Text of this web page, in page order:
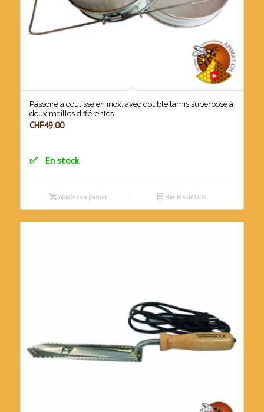
Passoire à coulisse en inox, avec double tamis superposé à
deux mailles différentes
CHF49.00
En stock
Ajouter au panier Voir les détails